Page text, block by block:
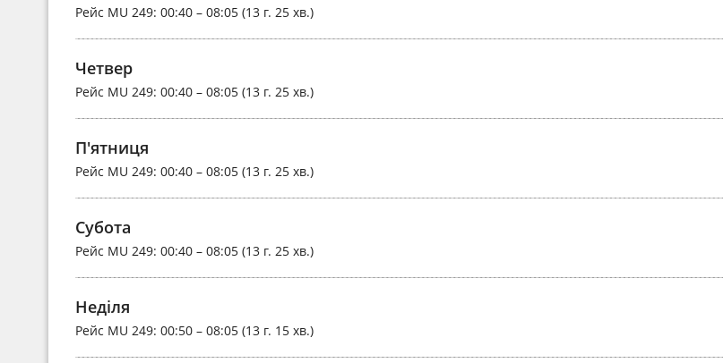
Рейс MU 249: 00:40 – 08:05 (13 г. 25 хв.)
Четвер
Рейс MU 249: 00:40 – 08:05 (13 г. 25 хв.)
П'ятниця
Рейс MU 249: 00:40 – 08:05 (13 г. 25 хв.)
Субота
Рейс MU 249: 00:40 – 08:05 (13 г. 25 хв.)
Неділя
Рейс MU 249: 00:50 – 08:05 (13 г. 15 хв.)